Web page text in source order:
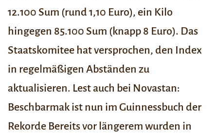
12.100 Sum (rund 1,10 Euro), ein Kilo
hingegen 85.100 Sum (knapp 8 Euro). Das
Staatskomitee hat versprochen, den Index
in regelmäßigen Abständen zu
aktualisieren. Lest auch bei Novastan:
Beschbarmak ist nun im Guinnessbuch der
Rekorde Bereits vor längerem wurden in